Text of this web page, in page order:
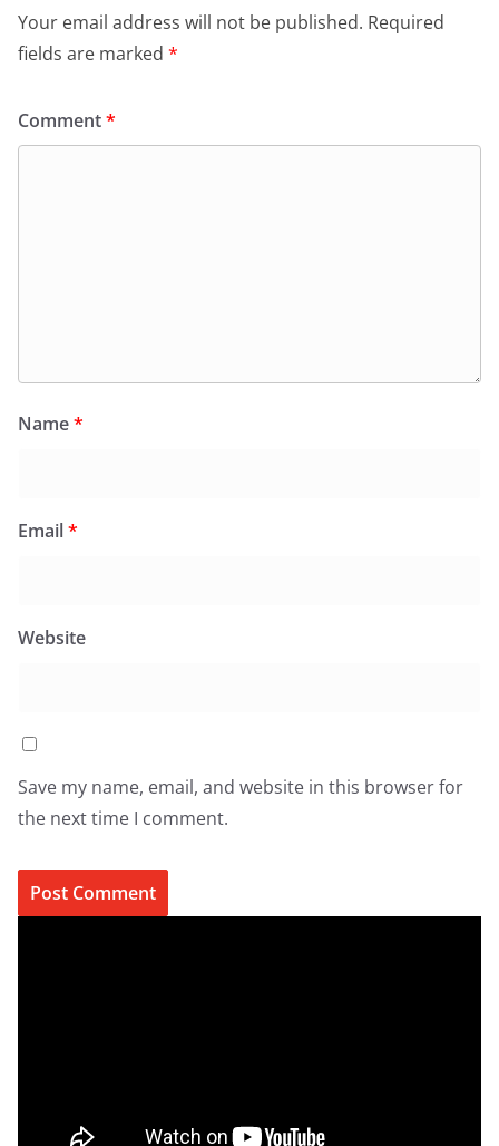
Your email address will not be published. Required
fields are marked *
Comment*
Name*
Email*
Website
Save my name, email, and website in this browser for
the next time I comment.